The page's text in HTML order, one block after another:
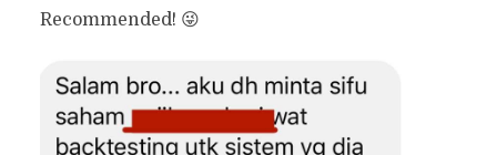
Recommended! 😜